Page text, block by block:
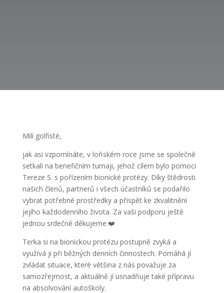
Milí golfisté,
jak asi vzpomínáte, v loňském roce jsme se společně
setkali na benefičním turnaji, jehož cílem bylo pomoci
Tereze S. s pořízením bionické protézy. Díky štědrosti
našich členů, partnerů i všech účastníků se podařilo
vybrat potřebné prostředky a přispět ke zkvalitnění
jejího každodenního života. Za vaši podporu ještě
jednou srdečně děkujeme.❤️
Terka si na bionickou protézu postupně zvyká a
využívá ji při běžných denních činnostech. Pomáhá jí
zvládat situace, které většina z nás považuje za
samozřejmost, a aktuálně jí usnadňuje také přípravu
na absolvování autoškoly.